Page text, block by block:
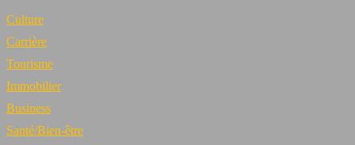
Culture
Carrière
Tourisme
Immobilier
Business
Santé/Bien-être